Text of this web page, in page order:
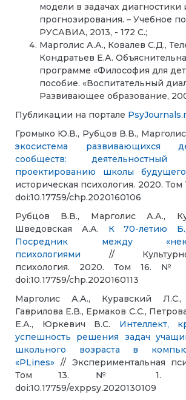
модели в задачах диагностики
прогнозирования. – Учебное
РУСАВИА, 2013, - 172 С.;
Марголис А.А., Ковалев С.Д.,
Кондратьев Е.А.
программе «Философия для
пособие. «Воспитательный
Развивающее образование,
Публикации на портале PsyJournals.
Громыко Ю.В., Рубцов В.В.,
экосистема развивающихся
сообществ:
проектированию школы будущего
историческая психология. 2020. Том
doi:10.17759/chp.2020160106
Рубцов В.В., Марголис А.А.,
Шведовская А.А.
К 70-летию
Посредник между
психологиями
// Культурно-
психология. 2020. Том 16. №
doi:10.17759/chp.2020160113
Марголис А.А., Куравский
Гаврилова Е.В., Ермаков С.С.,
Е.А., Юркевич В.С.
Интеллект,
успешность решения задач
школьного возраста в
«PLines» // Экспериментальная
Том 13. № 1. С.
doi:10.17759/exppsy.2020130109